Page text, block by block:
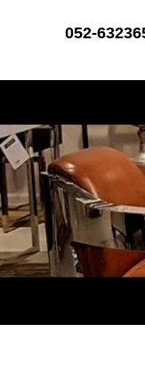
052-